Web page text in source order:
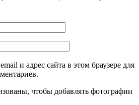
и адрес сайта в этом браузере для
чтобы добавлять фотографии